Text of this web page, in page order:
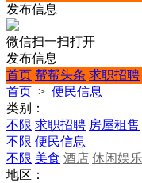
发布信息
微信扫一扫打开
发布信息
首页 帮帮头条 求职招聘
首页 > 便民信息
类别：
不限 求职招聘 房屋租售
不限 便民信息
不限 美食 酒店 休闲娱乐
地区：